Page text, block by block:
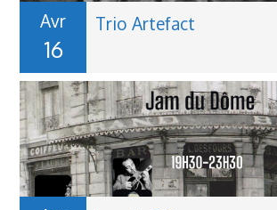
Avr
16
Trio Artefact